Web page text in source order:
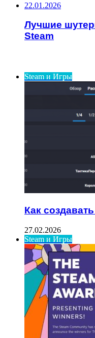
22.01.2026
Лучшие
Steam
Steam и Игры
Как
27.02.2026
Steam и Игры